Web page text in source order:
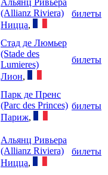
Альянц Ривьера
(Allianz Riviera)
Ницца,
билеты
Стад де Люмьер
(Stade des
Lumieres)
Лион,
билеты
Парк де Пренс
(Parc des Princes)
Париж,
билеты
Альянц Ривьера
(Allianz Riviera)
Ницца,
билеты